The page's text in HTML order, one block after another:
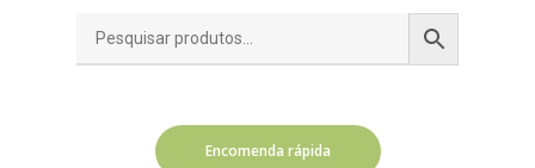
Encomenda rápida